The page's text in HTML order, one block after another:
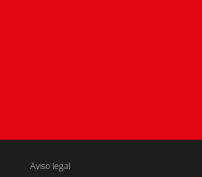
Aviso legal